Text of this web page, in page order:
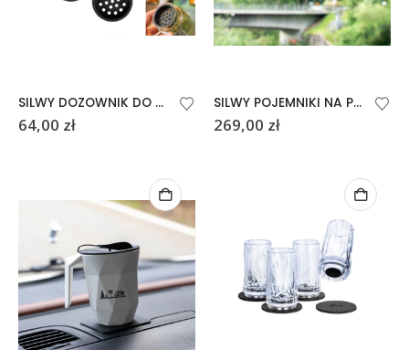
SILWY DOZOWNIK DO POJEMNIKÓW NA PRZYPRAWY
64,00 zł
SILWY POJEMNIKI NA PRZYPRAWY 125 ml PRZEZROCZYSTE
269,00 zł